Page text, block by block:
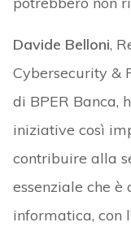
Davide Belloni,
Cybersecurity &
di BPER Banca,
iniziative così
contribuire alla
essenziale che
informatica, con